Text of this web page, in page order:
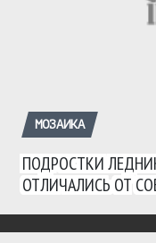
МОЗАИКА
ПОДРОСТКИ
ОТЛИЧАЛИСЬ ОТ